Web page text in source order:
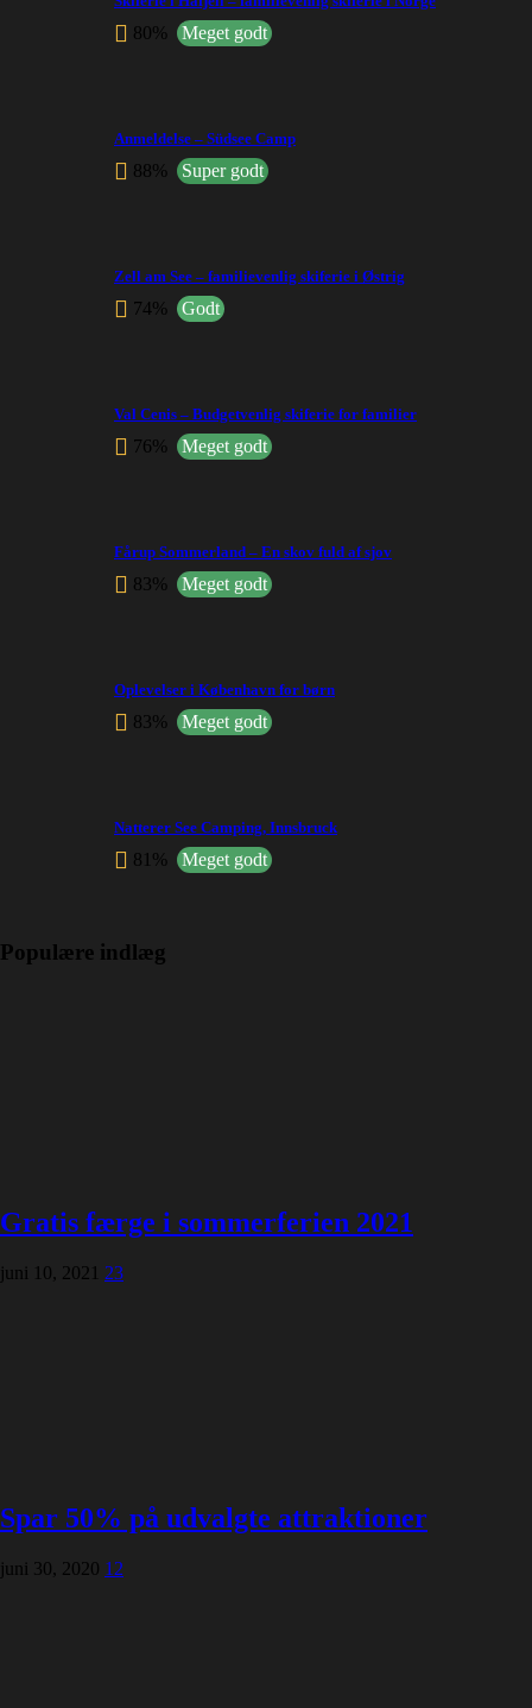
80% Meget godt
Anmeldelse – Südsee Camp
88% Super godt
Zell am See – familievenlig skiferie i Østrig
74% Godt
Val Cenis – Budgetvenlig skiferie for familier
76% Meget godt
Fårup Sommerland – En skov fuld af sjov
83% Meget godt
Oplevelser i København for børn
83% Meget godt
Natterer See Camping, Innsbruck
81% Meget godt
Populære indlæg
Gratis færge i sommerferien 2021
juni 10, 2021 23
Spar 50% på udvalgte attraktioner
juni 30, 2020 12